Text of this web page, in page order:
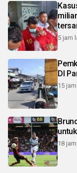
5 jam
DI
15
18